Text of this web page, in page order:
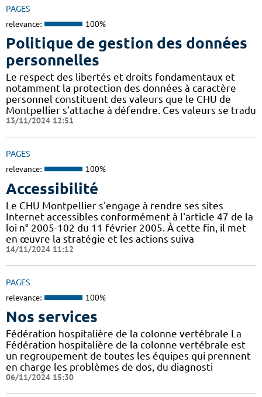
PAGES
relevance: 100%
Politique de gestion des données
personnelles
Le respect des libertés et droits fondamentaux et
notamment la protection des données à caractère
personnel constituent des valeurs que le CHU de
Montpellier s’attache à défendre. Ces valeurs se tradu
13/11/2024 12:51
PAGES
relevance: 100%
Accessibilité
Le CHU Montpellier s'engage à rendre ses sites
Internet accessibles conformément à l'article 47 de la
loi n° 2005-102 du 11 février 2005. À cette fin, il met
en œuvre la stratégie et les actions suiva
14/11/2024 11:12
PAGES
relevance: 100%
Nos services
Fédération hospitalière de la colonne vertébrale La
Fédération hospitalière de la colonne vertébrale est
un regroupement de toutes les équipes qui prennent
en charge les problèmes de dos, du diagnosti
06/11/2024 15:30